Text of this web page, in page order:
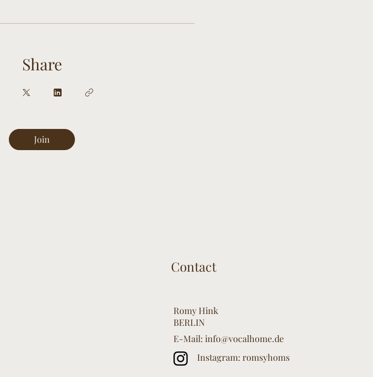
Share
Join
Contact
Romy Hink
BERLIN
E-Mail: info@vocalhome.de
Instagram: romsyhoms